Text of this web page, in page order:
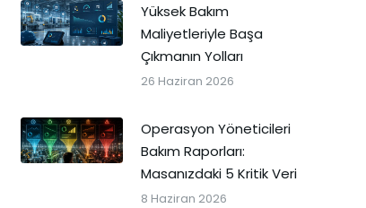
Yüksek Bakım
Maliyetleriyle Başa
Çıkmanın Yolları
26 Haziran 2026
Operasyon Yöneticileri
Bakım Raporları:
Masanızdaki 5 Kritik Veri
8 Haziran 2026